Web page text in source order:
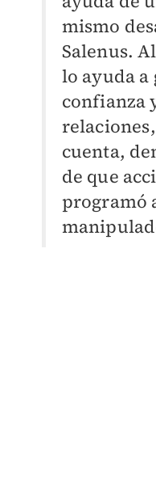
mismo
Salenus.
lo ayuda a
confianza
cuenta,
de que
programó